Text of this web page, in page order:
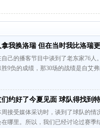
拿我换洛瑞 但在当时我比洛瑞
己的播客节目中谈到了老东家76
胜9负的成绩，那30场的战绩是自
约好了今夏见面 球队得找到
接受媒体采访时，谈到了球队的
哪里。所以，我们已经讨论过赛